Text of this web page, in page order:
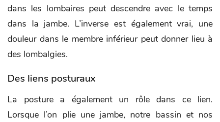
dans les lombaires peut descendre avec le temps
dans la jambe. L’inverse est également vrai, une
douleur dans le membre inférieur peut donner lieu à
des lombalgies.
Des liens posturaux
La posture a également un rôle dans ce lien.
Lorsque l’on plie une jambe, notre bassin et nos